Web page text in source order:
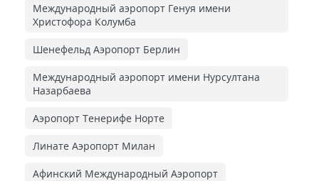
Международный аэропорт Генуя имени
Христофора Колумба
Шенефельд Аэропорт Берлин
Международный аэропорт имени Нурсултана
Назарбаева
Аэропорт Тенерифе Норте
Линате Аэропорт Милан
Афинский Международный Аэропорт